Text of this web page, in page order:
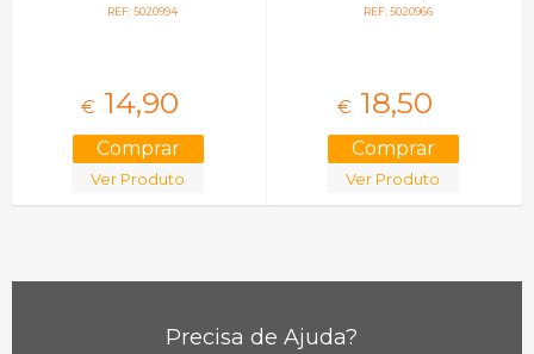
REF: 5020994
€ 14,90
Ver Produto
REF: 5020966
€ 18,50
Ver Produto
Precisa de Ajuda?